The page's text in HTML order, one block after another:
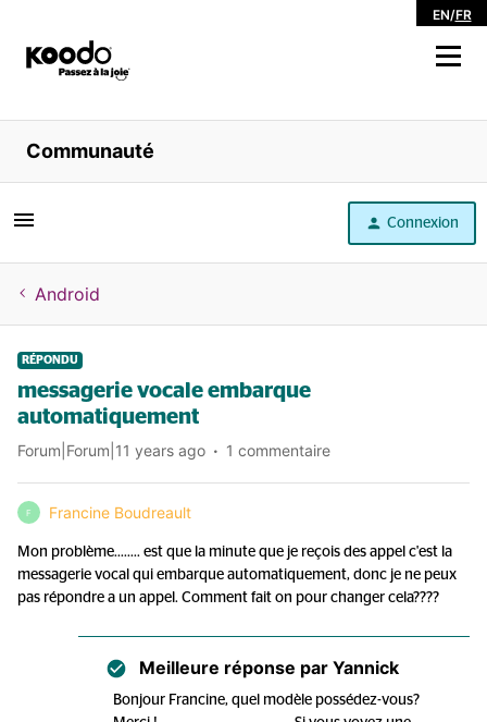
EN/FR
Magasiner
Libre service
Aide
Communauté
Connexion
Android
RÉPONDU
messagerie vocale embarque
automatiquement
Forum|Forum|11 years ago 1 commentaire
F Francine Boudreault
Mon problème........ est que la minute que je reçois des appel c'est la
messagerie vocal qui embarque automatiquement, donc je ne peux
pas répondre a un appel. Comment fait on pour changer cela????
Meilleure réponse par Yannick
Bonjour Francine, quel modèle possédez-vous?